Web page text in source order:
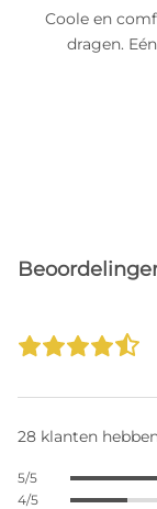
Coole en
dragen.
28 klanten
5/5
4/5